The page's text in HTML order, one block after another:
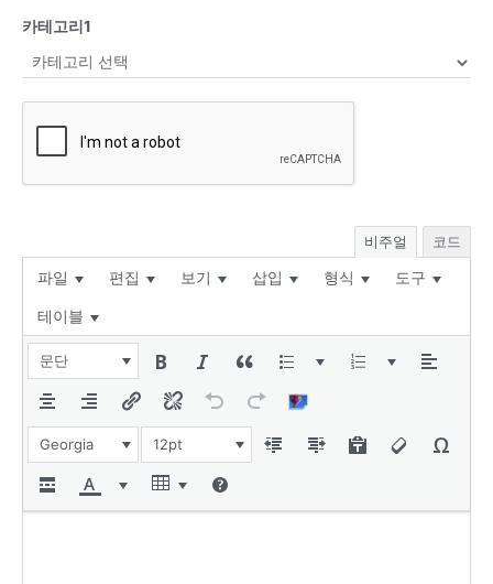
카테고리1
비주얼 코드
파일 편집 보기 삽입 형식 도구
테이블
문단
Georgia 12pt